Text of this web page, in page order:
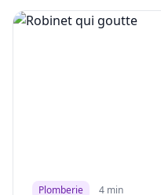
Plomberie 4 min